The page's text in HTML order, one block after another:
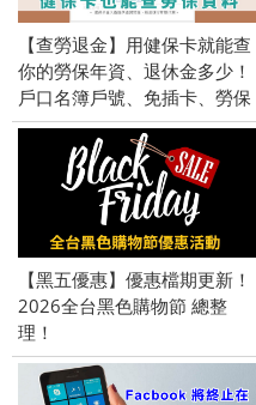
【查勞退金】用健保卡就能查
你的勞保年資、退休金多少！
戶口名簿戶號、免插卡、勞保
局
【黑五優惠】優惠檔期更新！
2026全台黑色購物節 總整
理！